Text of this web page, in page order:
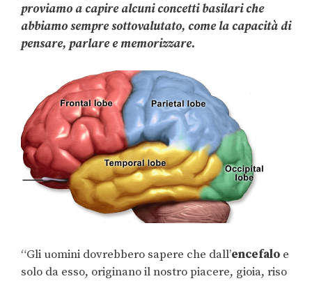
proviamo a capire alcuni concetti basilari che
abbiamo sempre sottovalutato, come la capacità di
pensare, parlare e memorizzare.
“Gli uomini dovrebbero sapere che dall’encefalo e
solo da esso, originano il nostro piacere, gioia, riso